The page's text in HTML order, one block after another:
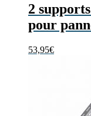
2
pour
53,95€